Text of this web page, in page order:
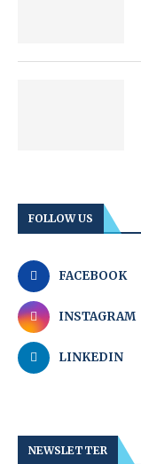
FOLLOW US
FACEBOOK
INSTAGRAM
LINKEDIN
NEWSLETTER